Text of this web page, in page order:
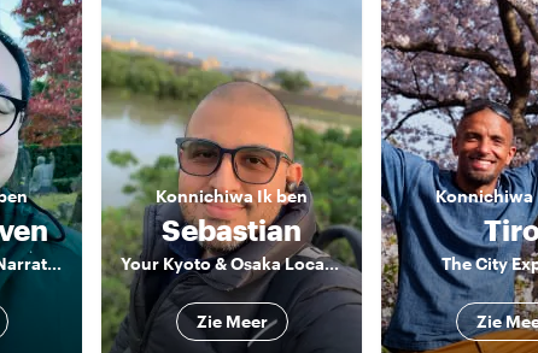
Your friendly local Narrator
KonnichiwaIk ben
Sebastian
Your Kyoto & Osaka Local Insider
Zie Meer
Konnichiwa
The City
Zie